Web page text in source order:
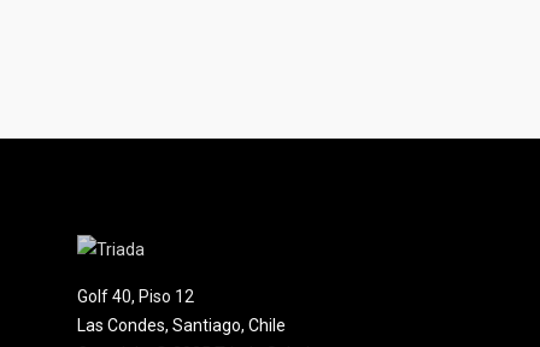
Golf 40, Piso 12
Las Condes, Santiago, Chile